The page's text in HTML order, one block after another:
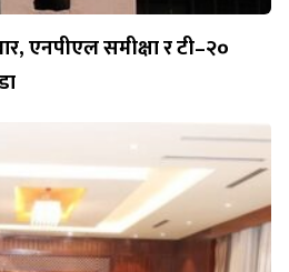
एनपीएल समीक्षा र टी–२०